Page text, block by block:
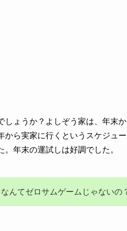
しょうか？よしぞう家は、年末
から実家に行くというスケジュ
年末の運試しは好調でした。
んてゼロサムゲームじゃないの